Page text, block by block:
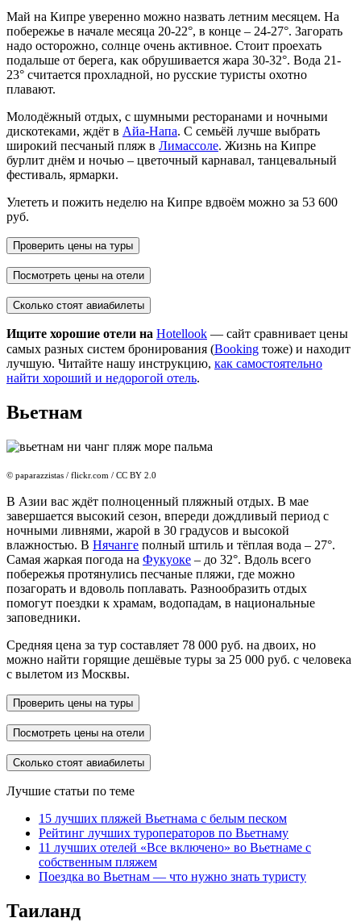
Май на Кипре уверенно можно назвать летним месяцем. На
побережье в начале месяца 20-22°, в конце – 24-27°. Загорать
надо осторожно, солнце очень активное. Стоит проехать
подальше от берега, как обрушивается жара 30-32°. Вода 21-
23° считается прохладной, но русские туристы охотно
плавают.
Молодёжный отдых, с шумными ресторанами и ночными
дискотеками, ждёт в Айа-Напа. С семьёй лучше выбрать
широкий песчаный пляж в Лимассоле. Жизнь на Кипре
бурлит днём и ночью – цветочный карнавал, танцевальный
фестиваль, ярмарки.
Улететь и пожить неделю на Кипре вдвоём можно за 53 600
руб.
Проверить цены на туры
Посмотреть цены на отели
Сколько стоят авиабилеты
Ищите хорошие отели на Hotellook — сайт сравнивает цены
самых разных систем бронирования (Booking тоже) и находит
лучшую. Читайте нашу инструкцию, как самостоятельно
найти хороший и недорогой отель.
Вьетнам
© paparazzistas / flickr.com / CC BY 2.0
В Азии вас ждёт полноценный пляжный отдых. В мае
завершается высокий сезон, впереди дождливый период с
ночными ливнями, жарой в 30 градусов и высокой
влажностью. В Нячанге полный штиль и тёплая вода – 27°.
Самая жаркая погода на Фукуоке – до 32°. Вдоль всего
побережья протянулись песчаные пляжи, где можно
позагорать и вдоволь поплавать. Разнообразить отдых
помогут поездки к храмам, водопадам, в национальные
заповедники.
Средняя цена за тур составляет 78 000 руб. на двоих, но
можно найти горящие дешёвые туры за 25 000 руб. с человека
с вылетом из Москвы.
Проверить цены на туры
Посмотреть цены на отели
Сколько стоят авиабилеты
Лучшие статьи по теме
15 лучших пляжей Вьетнама с белым песком
Рейтинг лучших туроператоров по Вьетнаму
11 лучших отелей «Все включено» во Вьетнаме с
собственным пляжем
Поездка во Вьетнам — что нужно знать туристу
Таиланд